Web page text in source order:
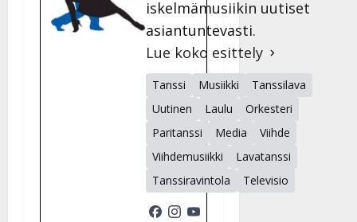
iskelmämusiikin uutiset
asiantuntevasti.
Lue koko esittely
Tanssi Musiikki
Tanssilava
Uutinen
Laulu
Orkesteri
Paritanssi
Media
Viihde
Viihdemusiikki
Lavatanssi
Tanssiravintola
Televisio